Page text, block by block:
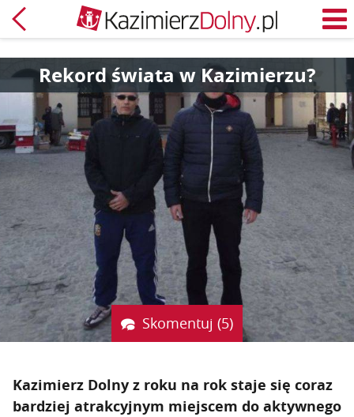
Powrót
Rekord świata w Kazimierzu?
Skomentuj (5)
Kazimierz Dolny z roku na rok staje się coraz
bardziej atrakcyjnym miejscem do aktywnego